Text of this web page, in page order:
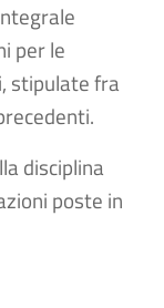
per le
stipulate fra
disciplina
poste in